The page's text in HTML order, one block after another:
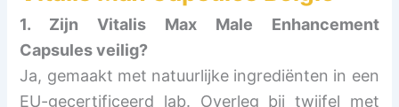
1. ZijnVitalis Max Male Enhancement
Capsulesveilig?
Ja, gemaakt met natuurlijke ingrediënten in een
EU-gecertificeerd lab. Overleg bij twijfel met